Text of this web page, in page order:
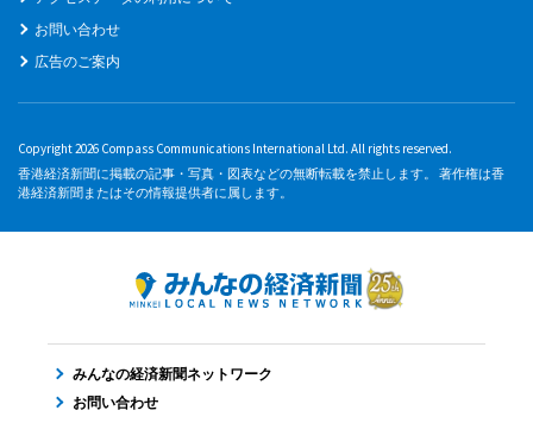
お問い合わせ
広告のご案内
Copyright 2026 Compass Communications International Ltd. All rights reserved.
香港経済新聞に掲載の記事・写真・図表などの無断転載を禁止します。 著作権は香
港経済新聞またはその情報提供者に属します。
みんなの経済新聞ネットワーク
お問い合わせ